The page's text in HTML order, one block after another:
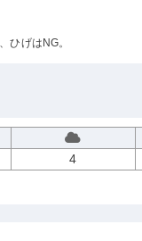
ひげはNG。
4